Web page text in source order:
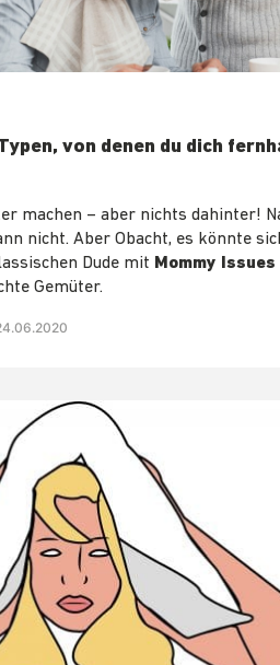
von denen du dich
machen – aber nichts dahinter!
nicht. Aber Obacht, es könnte
Dude mit Mommy Issues
Gemüter.